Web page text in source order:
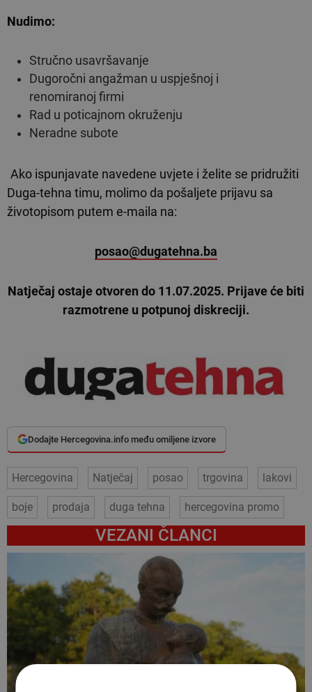
Nudimo:
Stručno usavršavanje
Dugoročni angažman u uspješnoj i
renomiranoj firmi
Rad u poticajnom okruženju
Neradne subote
Ako ispunjavate navedene uvjete i želite se pridružiti
Duga-tehna timu, molimo da pošaljete prijavu sa
životopisom putem e-maila na:
posao@dugatehna.ba
Natječaj ostaje otvoren do 11.07.2025. Prijave će biti
razmotrene u potpunoj diskreciji.
Dodajte Hercegovina.info među omiljene izvore
Hercegovina Natječaj posao trgovina lakovi
boje prodaja duga tehna hercegovina promo
VEZANI ČLANCI